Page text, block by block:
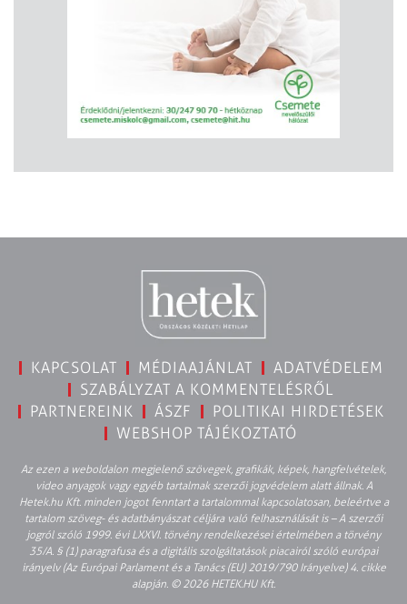
KAPCSOLAT MÉDIAAJÁNLAT
ADATVÉDELEM
SZABÁLYZAT A KOMMENTELÉSRŐL
PARTNEREINK
ÁSZF
POLITIKAI HIRDETÉSEK
WEBSHOP TÁJÉKOZTATÓ
Az ezen a weboldalon megjelenő szövegek, grafikák, képek, hangfelvételek,
video anyagok vagy egyéb tartalmak szerzői jogvédelem alatt állnak. A
Hetek.hu Kft. minden jogot fenntart a tartalommal kapcsolatosan, beleértve a
tartalom szöveg- és adatbányászat céljára való felhasználását is – A szerzői
jogról szóló 1999. évi LXXVI. törvény rendelkezései értelmében a törvény
35/A. § (1) paragrafusa és a digitális szolgáltatások piacairól szóló európai
irányelv (Az Európai Parlament és a Tanács (EU) 2019/790 Irányelve) 4. cikke
alapján. © 2026 HETEK.HU Kft.